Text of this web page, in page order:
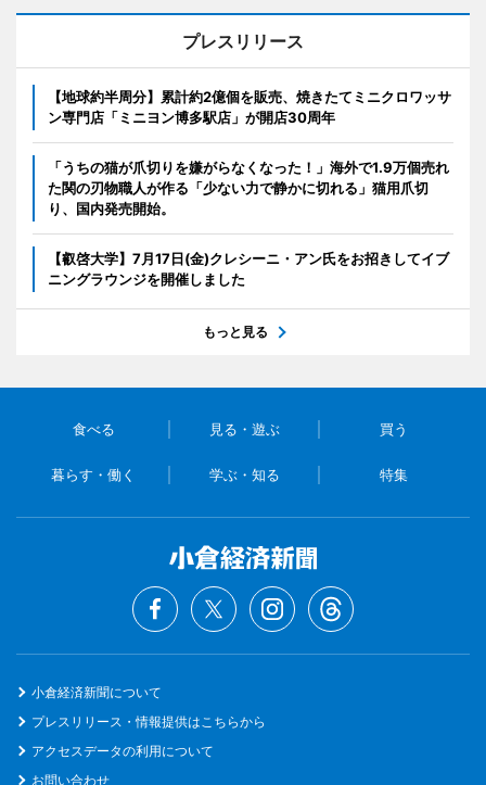
プレスリリース
【地球約半周分】累計約2億個を販売、焼きたてミニクロワッサ
ン専門店「ミニヨン博多駅店」が開店30周年
「うちの猫が爪切りを嫌がらなくなった！」海外で1.9万個売れ
た関の刃物職人が作る「少ない力で静かに切れる」猫用爪切
り、国内発売開始。
【叡啓大学】7月17日(金)クレシーニ・アン氏をお招きしてイブ
ニングラウンジを開催しました
もっと見る
食べる 見る・遊ぶ 買う
暮らす・働く 学ぶ・知る 特集
小倉経済新聞について
プレスリリース・情報提供はこちらから
アクセスデータの利用について
お問い合わせ